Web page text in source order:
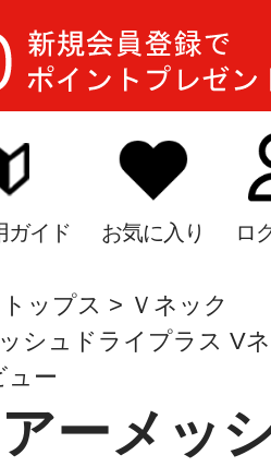
ガイド お気に入り ロ
ップス
Ｖネック
シュドライプラス V
ュー
ーメッ